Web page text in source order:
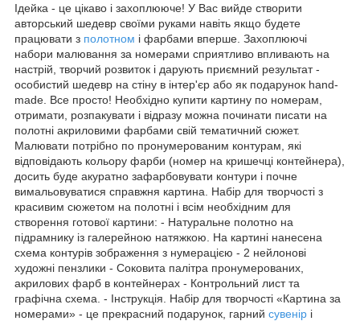
Ідейка - це цікаво і захоплююче! У Вас вийде створити
авторський шедевр своїми руками навіть якщо будете
працювати з полотном і фарбами вперше. Захоплюючі
набори малювання за номерами сприятливо впливають на
настрій, творчий розвиток і дарують приємний результат -
особистий шедевр на стіну в інтер'єр або як подарунок hand-
made. Все просто! Необхідно купити картину по номерам,
отримати, розпакувати і відразу можна починати писати на
полотні акриловими фарбами свій тематичний сюжет.
Малювати потрібно по пронумерованим контурам, які
відповідають кольору фарби (номер на кришечці контейнера),
досить буде акуратно зафарбовувати контури і почне
вимальовуватися справжня картина. Набір для творчості з
красивим сюжетом на полотні і всім необхідним для
створення готової картини: - Натуральне полотно на
підрамнику із галерейною натяжкою. На картині нанесена
схема контурів зображення з нумерацією - 2 нейлонові
художні пензлики - Соковита палітра пронумерованих,
акрилових фарб в контейнерах - Контрольний лист та
графічна схема. - Інструкція. Набір для творчості «Картина за
номерами» - це прекрасний подарунок, гарний сувенір і